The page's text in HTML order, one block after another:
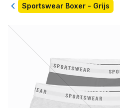
TerugSportswear Boxer - Grijs